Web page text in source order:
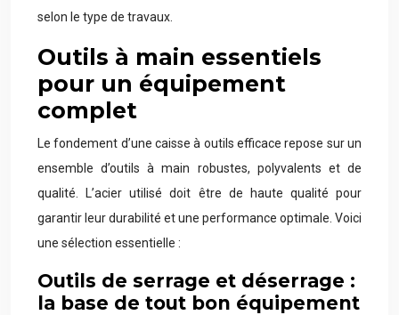
selon le type de travaux.
Outils à main essentiels
pour un équipement
complet
Le fondement d’une caisse à outils efficace repose sur un
ensemble d’outils à main robustes, polyvalents et de
qualité. L’acier utilisé doit être de haute qualité pour
garantir leur durabilité et une performance optimale. Voici
une sélection essentielle :
Outils de serrage et déserrage :
la base de tout bon équipement